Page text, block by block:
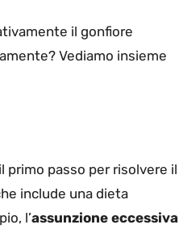
il gonfiore
Vediamo insieme
primo passo per risolvere il
include una dieta
l’assunzione eccessiva